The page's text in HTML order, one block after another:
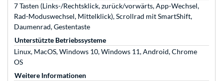
7 Tasten (Links-/Rechtsklick, zurück/vorwärts, App-Wechsel,
Rad-Moduswechsel, Mittelklick), Scrollrad mit SmartShift,
Daumenrad, Gestentaste
Unterstützte Betriebssysteme
Linux, MacOS, Windows 10, Windows 11, Android, Chrome
OS
Weitere Informationen